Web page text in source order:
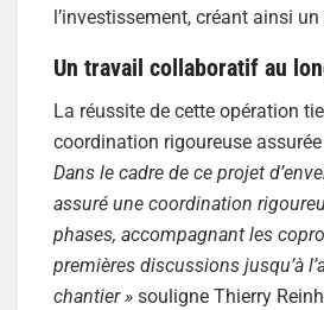
l’investissement, créant ainsi
Un travail collaboratif au
La réussite de cette opération
coordination rigoureuse
Dans le cadre de ce projet
assuré une coordination
phases, accompagnant les
premières discussions jusqu’à
chantier » souligne Thierry